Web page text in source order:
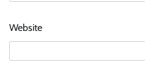
Website